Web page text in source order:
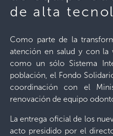
de alta
Como parte de la
atención en salud y con la
como un sólo Sistema
población, el Fondo
coordinación con el
renovación de equipo
La entrega oficial de los
acto presidido por el